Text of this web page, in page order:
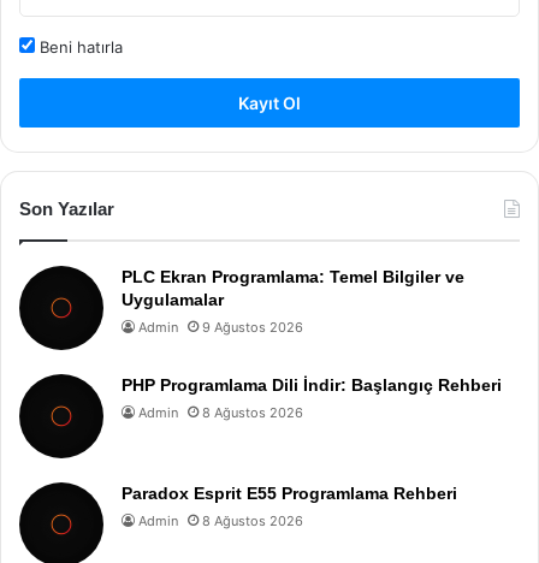
Beni hatırla
Kayıt Ol
Son Yazılar
PLC Ekran Programlama: Temel Bilgiler ve
Uygulamalar
Admin 9 Ağustos 2026
PHP Programlama Dili İndir: Başlangıç Rehberi
Admin 8 Ağustos 2026
Paradox Esprit E55 Programlama Rehberi
Admin 8 Ağustos 2026